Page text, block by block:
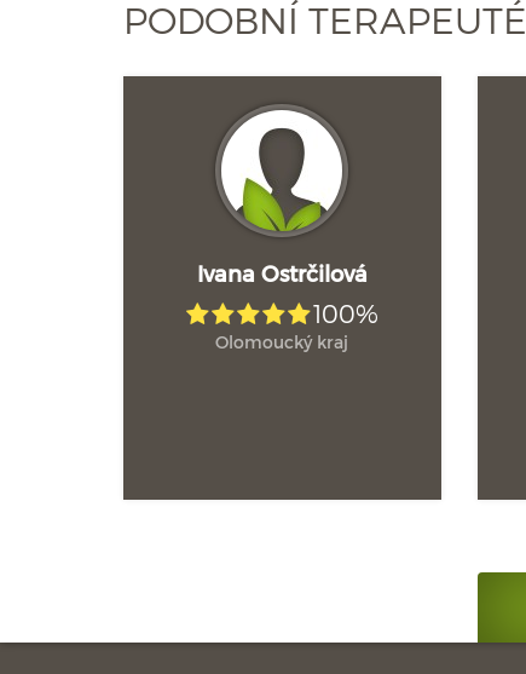
PODOBNÍ
Ivana Ostrčilová
100%
Olomoucký kraj